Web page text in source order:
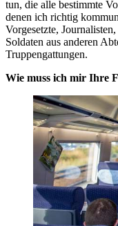
tun, die alle bestimmte
denen ich richtig
Vorgesetzte,
Soldaten aus anderen
Truppengattungen.
Wie muss ich mir Ihre